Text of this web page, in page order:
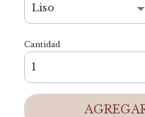
Cantidad